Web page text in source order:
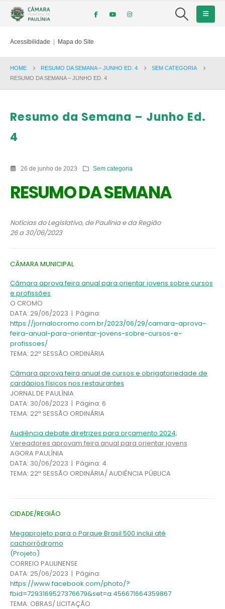
Acessibilidade | Mapa do Site
HOME RESUMO DA SEMANA – JUNHO ED. 4
SEM CATEGORIA
RESUMO DA SEMANA – JUNHO ED. 4
Resumo da Semana – Junho Ed.
4
26 de junho de 2023 Sem categoria
RESUMO DA SEMANA
Notícias do Legislativo, de Paulínia e da Região
26 a 30/06/2023
CÂMARA MUNICIPAL
Câmara aprova feira anual para orientar jovens sobre cursos
e profissões
O CROMO
DATA: 29/06/2023 | Página:
https://jornalocromo.com.br/2023/06/29/camara-aprova-
feira-anual-para-orientar-jovens-sobre-cursos-e-
profissoes/
TEMA: 22ª SESSÃO ORDINÁRIA
Câmara aprova feira anual de cursos e obrigatoriedade de
cardápios físicos nos restaurantes
JORNAL DE PAULÍNIA
DATA: 30/06/2023 | Página: 6
TEMA: 22ª SESSÃO ORDINÁRIA
Audiência debate diretrizes para orçamento 2024;
Vereadores aprovam feira anual para orientar jovens
AGORA PAULÍNIA
DATA: 30/06/2023 | Página: 4
TEMA: 22ª SESSÃO ORDINÁRIA/ AUDIÊNCIA PÚBLICA
CIDADE/REGIÃO
Megaprojeto para o Parque Brasil 500 inclui até
cachorródromo
(Projeto)
CORREIO PAULINENSE
DATA: 25/06/2023 | Página:
https://www.facebook.com/photo/?
fbid=7293169527376679&set=a.456671664359867
TEMA: OBRAS/ LICITAÇÃO